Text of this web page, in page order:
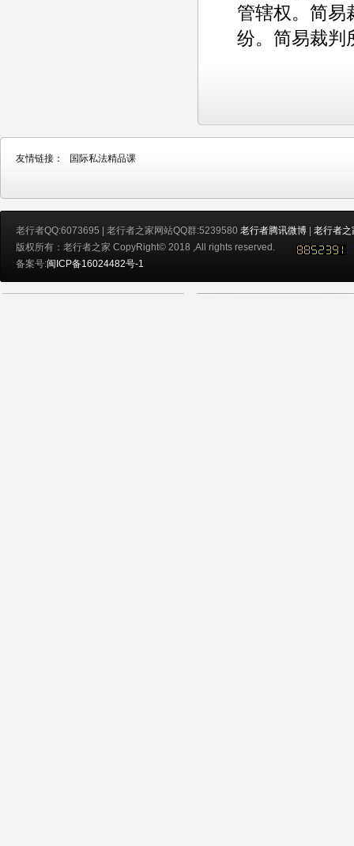
管辖权。简易
纷。简易裁判
友情链接： 国际私法精品课
老行者QQ:6073695 | 老行者之家网站QQ群:5239580 老行者腾讯微博 | 老行者之
版权所有：老行者之家 CopyRight© 2018 ,All rights reserved.
备案号:闽ICP备16024482号-1